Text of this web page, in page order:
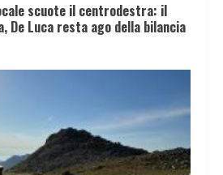
scuote il centrodestra: il
De Luca resta ago della bilancia